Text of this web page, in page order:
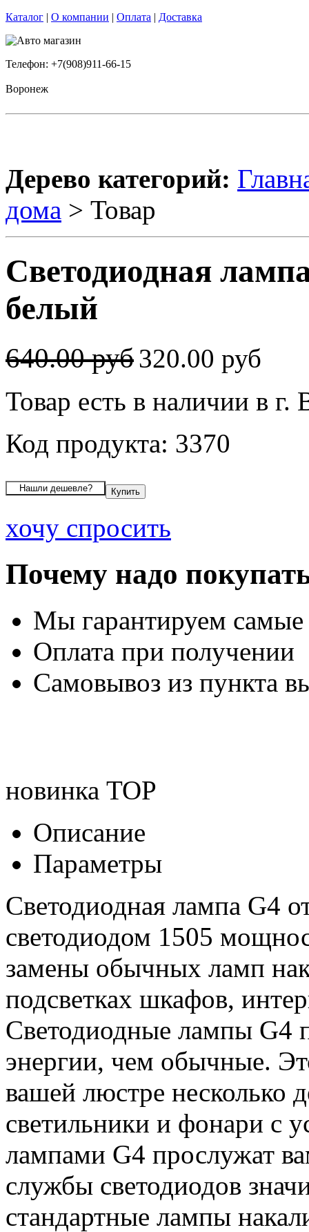
Каталог | О компании | Оплата | Доставка
Телефон: +7(908)911-66-15
Воронеж
Дерево категорий:
дома > Товар
Светодиодная
белый
640.00 руб320.00 руб
Товар есть в наличии в г.
Код продукта: 3370
хочу спросить
Почему надо
Мы гарантируем
Оплата при получении
Самовывоз из пункта
новинка TOP
Описание
Параметры
Светодиодная лампа G4
светодиодом 1505
замены обычных ламп
подсветках шкафов,
Светодиодные лампы G4
энергии, чем обычные.
вашей люстре несколько
светильники и фонари с
лампами G4 прослужат
службы светодиодов
стандартные лампы